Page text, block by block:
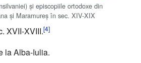
și episcopiile ortodoxe din
și Maramureș în sec. XIV-XIX
XVII-XVIII.[4]
la Alba-Iulia.